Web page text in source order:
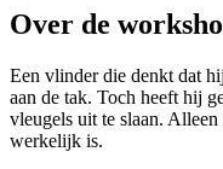
Over de
Een vlinder die denkt dat
aan de tak. Toch heeft hij
vleugels uit te slaan.
werkelijk is.